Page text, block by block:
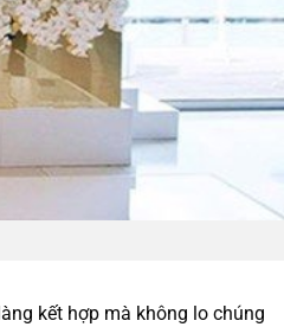
kết hợp mà không lo chúng